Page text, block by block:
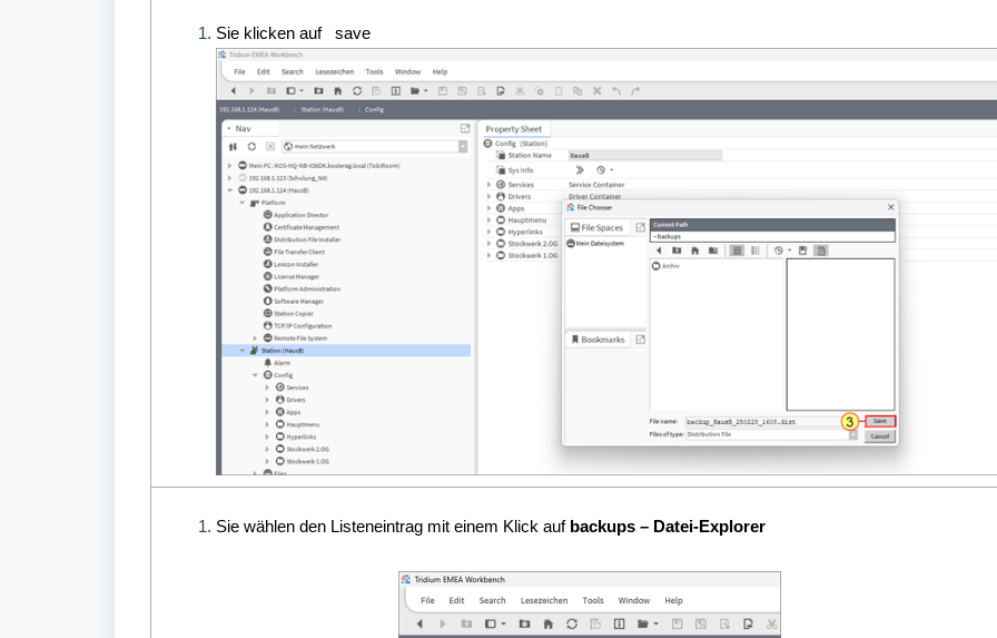
Sie klicken auf save
Sie wählen den Listeneintrag mit einem Klick auf backups – Datei-Explorer